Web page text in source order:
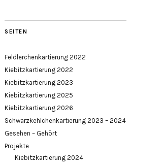
SEITEN
Feldlerchenkartierung 2022
Kiebitzkartierung 2022
Kiebitzkartierung 2023
Kiebitzkartierung 2025
Kiebitzkartierung 2026
Schwarzkehlchenkartierung 2023 – 2024
Gesehen – Gehört
Projekte
Kiebitzkartierung 2024